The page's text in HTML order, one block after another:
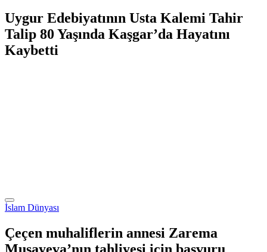
Uygur Edebiyatının Usta Kalemi Tahir
Talip 80 Yaşında Kaşgar’da Hayatını
Kaybetti
İslam Dünyası
Çeçen muhaliflerin annesi Zarema
Musayeva’nın tahliyesi için başvuru